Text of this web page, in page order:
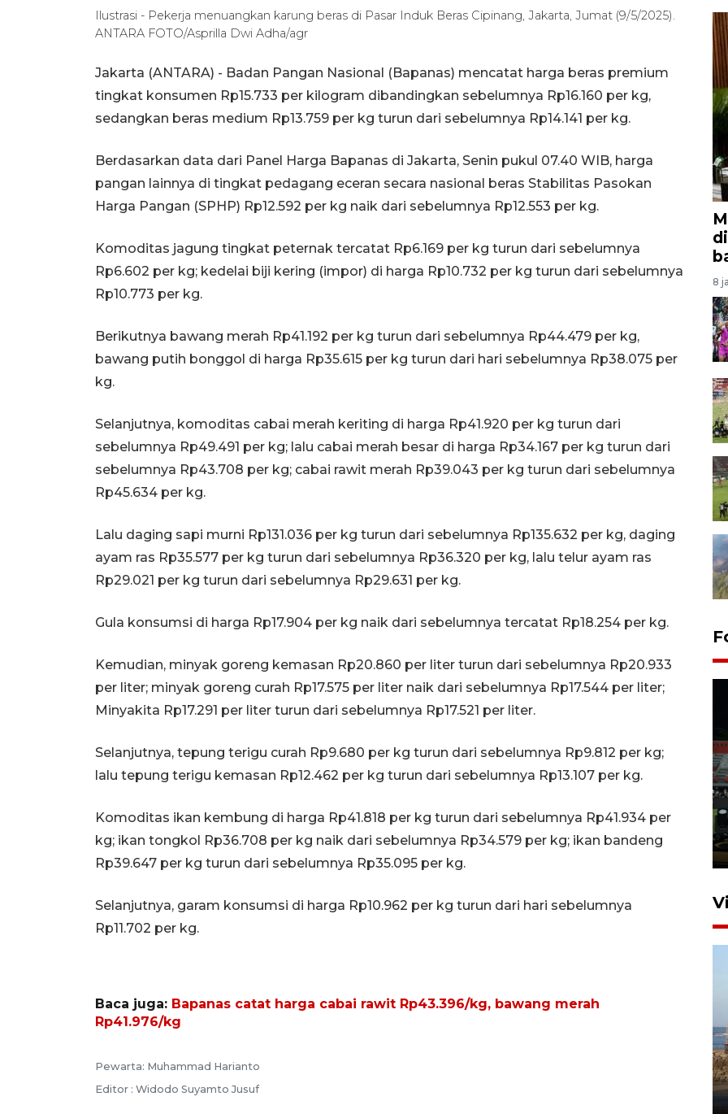
Ilustrasi - Pekerja menuangkan karung beras di Pasar Induk Beras Cipinang, Jakarta, Jumat (9/5/2025).
ANTARA FOTO/Asprilla Dwi Adha/agr
Jakarta (ANTARA) - Badan Pangan Nasional (Bapanas) mencatat harga beras premium
tingkat konsumen Rp15.733 per kilogram dibandingkan sebelumnya Rp16.160 per kg,
sedangkan beras medium Rp13.759 per kg turun dari sebelumnya Rp14.141 per kg.
Berdasarkan data dari Panel Harga Bapanas di Jakarta, Senin pukul 07.40 WIB, harga
pangan lainnya di tingkat pedagang eceran secara nasional beras Stabilitas Pasokan
Harga Pangan (SPHP) Rp12.592 per kg naik dari sebelumnya Rp12.553 per kg.
Komoditas jagung tingkat peternak tercatat Rp6.169 per kg turun dari sebelumnya
Rp6.602 per kg; kedelai biji kering (impor) di harga Rp10.732 per kg turun dari sebelumnya
Rp10.773 per kg.
Berikutnya bawang merah Rp41.192 per kg turun dari sebelumnya Rp44.479 per kg,
bawang putih bonggol di harga Rp35.615 per kg turun dari hari sebelumnya Rp38.075 per
kg.
Selanjutnya, komoditas cabai merah keriting di harga Rp41.920 per kg turun dari
sebelumnya Rp49.491 per kg; lalu cabai merah besar di harga Rp34.167 per kg turun dari
sebelumnya Rp43.708 per kg; cabai rawit merah Rp39.043 per kg turun dari sebelumnya
Rp45.634 per kg.
Lalu daging sapi murni Rp131.036 per kg turun dari sebelumnya Rp135.632 per kg, daging
ayam ras Rp35.577 per kg turun dari sebelumnya Rp36.320 per kg, lalu telur ayam ras
Rp29.021 per kg turun dari sebelumnya Rp29.631 per kg.
Gula konsumsi di harga Rp17.904 per kg naik dari sebelumnya tercatat Rp18.254 per kg.
Kemudian, minyak goreng kemasan Rp20.860 per liter turun dari sebelumnya Rp20.933
per liter; minyak goreng curah Rp17.575 per liter naik dari sebelumnya Rp17.544 per liter;
Minyakita Rp17.291 per liter turun dari sebelumnya Rp17.521 per liter.
Selanjutnya, tepung terigu curah Rp9.680 per kg turun dari sebelumnya Rp9.812 per kg;
lalu tepung terigu kemasan Rp12.462 per kg turun dari sebelumnya Rp13.107 per kg.
Komoditas ikan kembung di harga Rp41.818 per kg turun dari sebelumnya Rp41.934 per
kg; ikan tongkol Rp36.708 per kg naik dari sebelumnya Rp34.579 per kg; ikan bandeng
Rp39.647 per kg turun dari sebelumnya Rp35.095 per kg.
Selanjutnya, garam konsumsi di harga Rp10.962 per kg turun dari hari sebelumnya
Rp11.702 per kg.
Baca juga: Bapanas catat harga cabai rawit Rp43.396/kg, bawang merah
Rp41.976/kg
Pewarta: Muhammad Harianto
Editor : Widodo Suyamto Jusuf
8
Tiga matra TNI unjuk
kemampuan tempur Perisai
Trisila Nusantara dalam
latihan di Kepri
5 Agustus 2026 16:28